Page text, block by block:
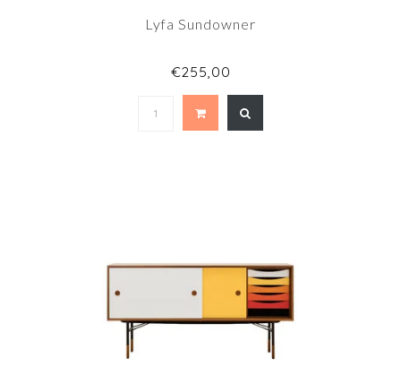
Lyfa Sundowner
€255,00